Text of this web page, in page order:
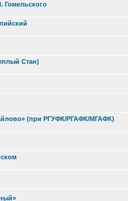
Стан)
(при РГУФК/РГАФК/МГАФК)